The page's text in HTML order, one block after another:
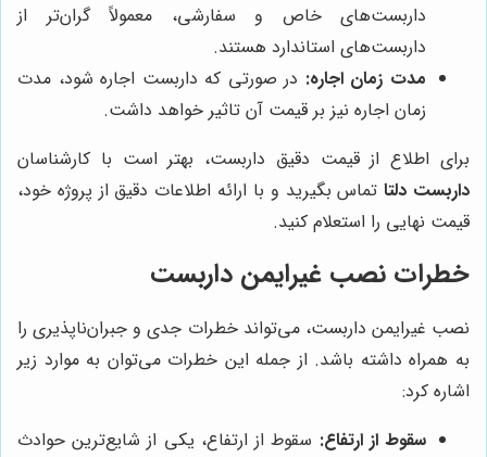
داربست‌های خاص و سفارشی، معمولاً گران‌تر از
داربست‌های استاندارد هستند.
مدت زمان اجاره: در صورتی که داربست اجاره شود، مدت
زمان اجاره نیز بر قیمت آن تاثیر خواهد داشت.
برای اطلاع از قیمت دقیق داربست، بهتر است با کارشناسان
داربست دلتاتماس بگیرید و با ارائه اطلاعات دقیق از پروژه خود،
قیمت نهایی را استعلام کنید.
خطرات نصب غیرایمن داربست
نصب غیرایمن داربست، می‌تواند خطرات جدی و جبران‌ناپذیری را
به همراه داشته باشد. از جمله این خطرات می‌توان به موارد زیر
اشاره کرد:
سقوط از ارتفاع: سقوط از ارتفاع، یکی از شایع‌ترین حوادث